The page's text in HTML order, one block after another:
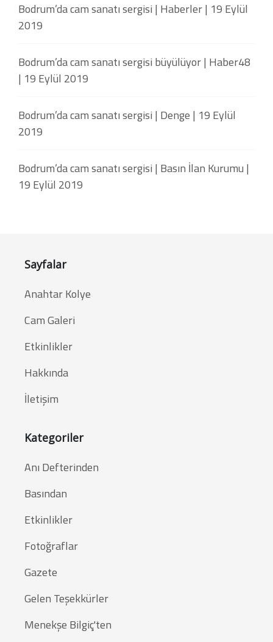
Bodrum’da cam sanatı sergisi | Haberler | 19 Eylül
2019
Bodrum’da cam sanatı sergisi büyülüyor | Haber48
| 19 Eylül 2019
Bodrum’da cam sanatı sergisi | Denge | 19 Eylül
2019
Bodrum’da cam sanatı sergisi | Basın İlan Kurumu |
19 Eylül 2019
Sayfalar
Anahtar Kolye
Cam Galeri
Etkinlikler
Hakkında
İletişim
Kategoriler
Anı Defterinden
Basından
Etkinlikler
Fotoğraflar
Gazete
Gelen Teşekkürler
Menekşe Bilgiç'ten